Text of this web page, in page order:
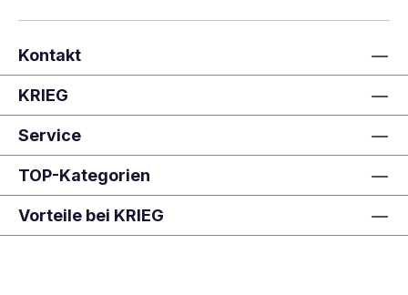
Kontakt
KRIEG
Service
TOP-Kategorien
Vorteile bei KRIEG